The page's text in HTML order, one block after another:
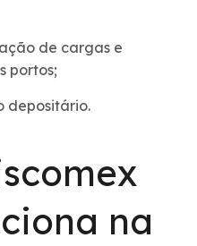
de cargas e
portos;
depositário.
na